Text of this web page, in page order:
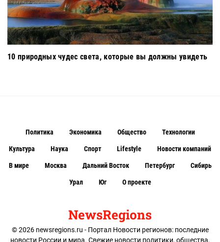
10 природных чудес света, которые вы должны увидеть
NewsRegions
© 2026 newsregions.ru - Портал Новости регионов: последние
новости России и мира. Свежие новости политики, общества,
Политика Экономика Общество Технологии
Культура Наука Спорт Lifestyle Новости компаний
В мире Москва Дальний Восток Петербург Сибирь
Урал Юг О проекте